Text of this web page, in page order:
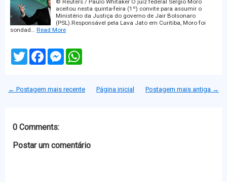
© Reuters / Paulo Whitaker O juiz federal Sergio Moro
aceitou nesta quinta-feira (1º) convite para assumir o
Ministério da Justiça do governo de Jair Bolsonaro
(PSL).Responsável pela Lava Jato em Curitiba, Moro foi
sondad… Read More
T
w
e
F
o
M
n
A
← Postagem mais recente Postagem mais antiga →
Página inicial
0 Comments:
Postar um comentário